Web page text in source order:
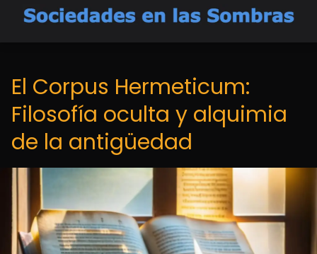
El Corpus Hermeticum:
Filosofía oculta y alquimia
de la antigüedad